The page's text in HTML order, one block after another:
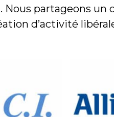
Nous partageons
d’activité